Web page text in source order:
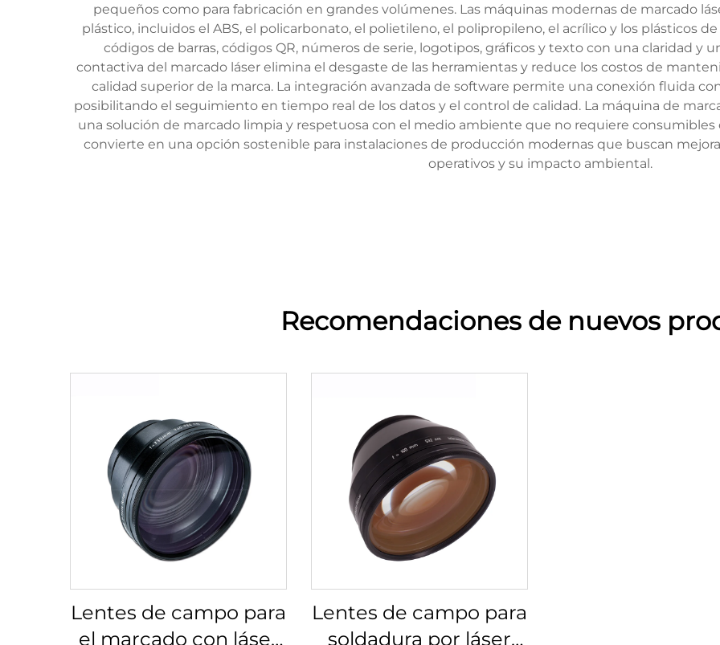
pequeños como para fabricación en grandes volúmenes. Las máquinas modernas de marcado
plástico, incluidos el ABS, el policarbonato, el polietileno, el polipropileno, el acrílico y los plásticos
códigos de barras, códigos QR, números de serie, logotipos, gráficos y texto con una claridad y
contactiva del marcado láser elimina el desgaste de las herramientas y reduce los costos de
calidad superior de la marca. La integración avanzada de software permite una conexión fluida
posibilitando el seguimiento en tiempo real de los datos y el control de calidad. La máquina de
una solución de marcado limpia y respetuosa con el medio ambiente que no requiere
convierte en una opción sostenible para instalaciones de producción modernas que buscan
operativos y su impacto ambiental.
Recomendaciones de nuevos
Lentes de campo para
el marcado con láser
Lentes de campo para
soldadura por láser